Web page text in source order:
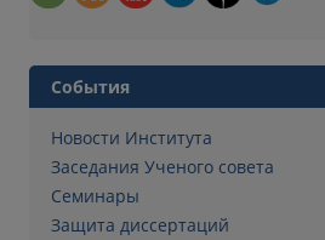
События
Новости Института
Заседания Ученого совета
Семинары
Защита диссертаций